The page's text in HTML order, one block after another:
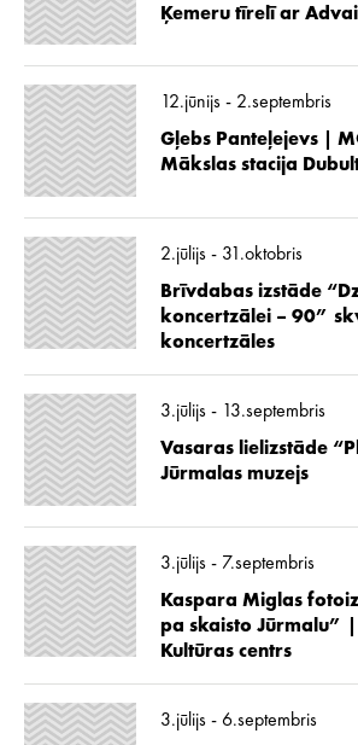
Ķemeru tīrelī ar
12.jūnijs - 2.septembris
Gļebs Panteļejevs |
Mākslas stacija
2.jūlijs - 31.oktobris
Brīvdabas izstāde
koncertzālei – 90”
koncertzāles
3.jūlijs - 13.septembris
Vasaras lielizstāde
Jūrmalas muzejs
3.jūlijs - 7.septembris
Kaspara Miglas
pa skaisto Jūrmalu”
Kultūras centrs
3.jūlijs - 6.septembris